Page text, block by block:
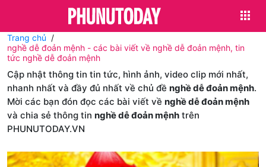
Trang chủ
nghề dễ đoản mệnh - các bài viết về nghề dễ đoản mệnh, tin
tức nghề dễ đoản mệnh
Cập nhật thông tin tin tức, hình ảnh, video clip mới nhất,
nhanh nhất và đầy đủ nhất về chủ đề nghề dễ đoản mệnh.
Mời các bạn đón đọc các bài viết về nghề dễ đoản mệnh
và chia sẻ thông tin nghề dễ đoản mệnh trên
PHUNUTODAY.VN